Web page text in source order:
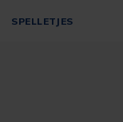
SPELLETJES